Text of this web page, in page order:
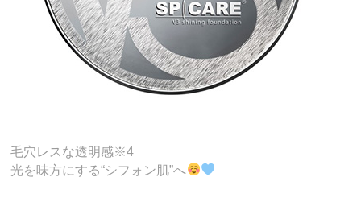
毛穴レスな透明感※4
光を味方にする“シフォン肌”へ